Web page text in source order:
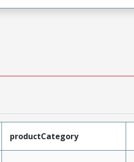
productCategory